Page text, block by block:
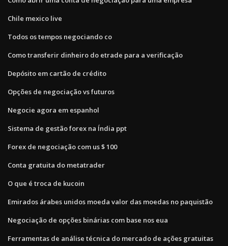
Chile mexico live
Todos os tempos negociando co
Como transferir dinheiro do etrade para a verificação
Depósito em cartão de crédito
Opções de negociação vs futuros
Negocie agora em espanhol
Sistema de gestão forex na Índia ppt
Forex de negociação com us $ 100
Conta gratuita do metatrader
O que é troca de kucoin
Emirados árabes unidos moeda valor das moedas no paquistão
Negociação de opções binárias com base nos eua
Ferramentas de análise técnica do mercado de ações gratuitas